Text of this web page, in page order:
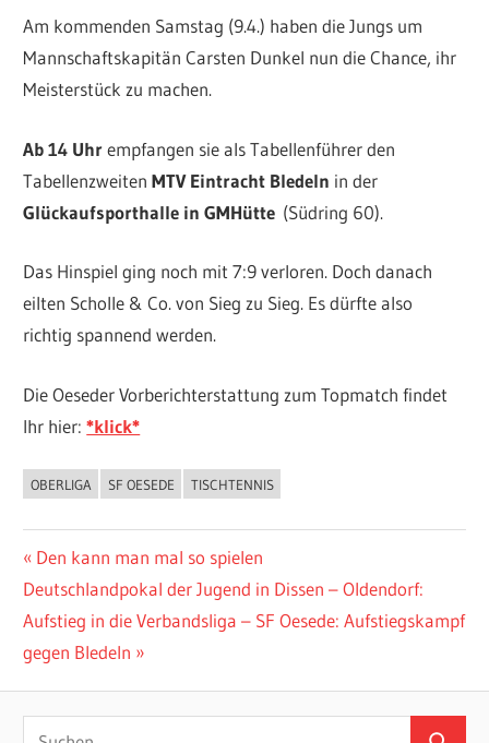
Am kommenden Samstag (9.4.) haben die Jungs um
Mannschaftskapitän Carsten Dunkel nun die Chance, ihr
Meisterstück zu machen.
Ab 14 Uhrempfangen sie als Tabellenführer den
TabellenzweitenMTV Eintracht Bledeln in der
Glückaufsporthalle in GMHütte (Südring 60).
Das Hinspiel ging noch mit 7:9 verloren. Doch danach
eilten Scholle & Co. von Sieg zu Sieg. Es dürfte also
richtig spannend werden.
Die Oeseder Vorberichterstattung zum Topmatch findet
Ihr hier:*klick*
ALLGEMEIN
OBERLIGA SF OESEDE TISCHTENNIS
Beitragsnavigation
Vorheriger
Beitrag:
Den kann man mal so spielen
Nächster
Beitrag:
Deutschlandpokal der Jugend in Dissen – Oldendorf:
Aufstieg in die Verbandsliga – SF Oesede: Aufstiegskampf
gegen Bledeln
Suchen